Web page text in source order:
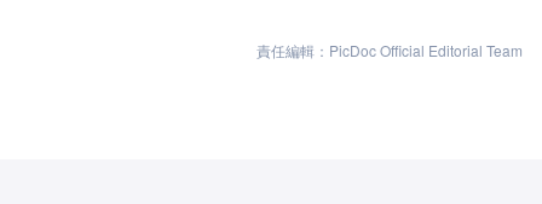
責任編輯：PicDoc Official Editorial Team